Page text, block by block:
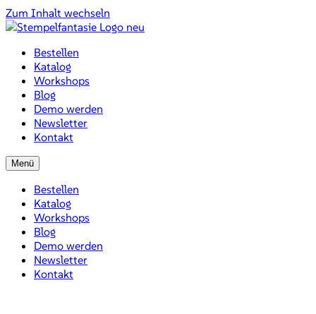
Zum Inhalt wechseln
Bestellen
Katalog
Workshops
Blog
Demo werden
Newsletter
Kontakt
Menü
Bestellen
Katalog
Workshops
Blog
Demo werden
Newsletter
Kontakt